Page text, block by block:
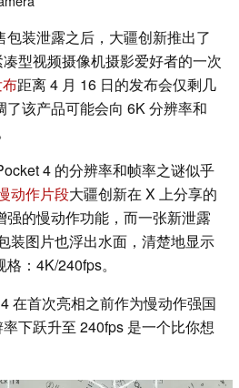
装泄露之后，大疆创新推出了
型视频摄像机摄影爱好者的一次
距离 4 月 16 日的发布会仅剩几
该产品可能会向 6K 分辨率和
4 的分辨率和帧率之谜似乎
动作片段大疆创新在 X 上分享的
的慢动作功能，而一张新泄露
装图片也浮出水面，清楚地显示
：4K/240fps。
在首次亮相之前作为慢动作强国
下跃升至 240fps 是一个比你想